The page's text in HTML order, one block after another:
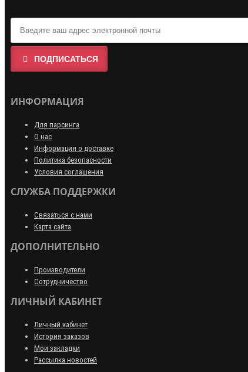
ПОДПИСАТЬСЯ
ИНФОРМАЦИЯ
Для парсинга
О нас
Информация о доставке
Политика безопасности
Условия соглашения
СЛУЖБА ПОДДЕРЖКИ
Связаться с нами
Карта сайта
ДОПОЛНИТЕЛЬНО
Производители
Сотрудничество
ЛИЧНЫЙ КАБИНЕТ
Личный кабинет
История заказов
Мои закладки
Рассылка новостей